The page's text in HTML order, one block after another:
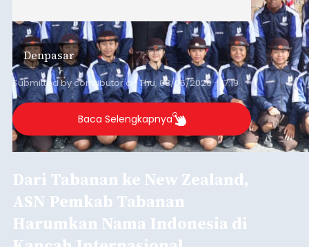
Denpasar
Submitted bycontributoronThu, 08/06/2026 - 17:19
Baca Selengkapnya
Dari Tabanan ke New Zealand,
ASN Pemkab Tabanan
Harumkan Nama Indonesia di